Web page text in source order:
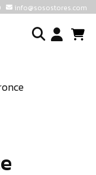
info@sosostores.com